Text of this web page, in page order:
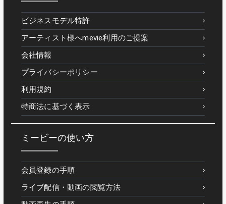
ビジネスモデル特許
アーティスト様へmevie利用のご提案
会社情報
プライバシーポリシー
利用規約
特商法に基づく表示
ミービーの使い方
会員登録の手順
ライブ配信・動画の閲覧方法